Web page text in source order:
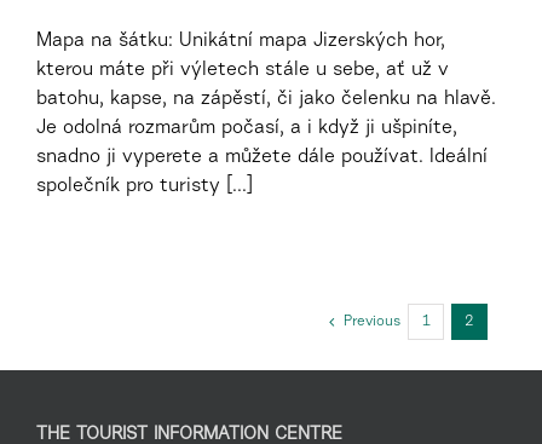
Mapa na šátku: Unikátní mapa Jizerských hor,
kterou máte při výletech stále u sebe, ať už v
batohu, kapse, na zápěstí, či jako čelenku na hlavě.
Je odolná rozmarům počasí, a i když ji ušpiníte,
snadno ji vyperete a můžete dále používat. Ideální
společník pro turisty [...]
Previous 1 2
THE TOURIST INFORMATION CENTRE